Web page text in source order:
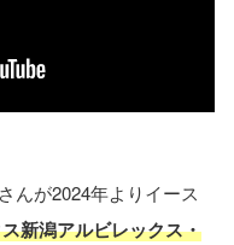
んが2024年よりイース
新潟アルビレックス・